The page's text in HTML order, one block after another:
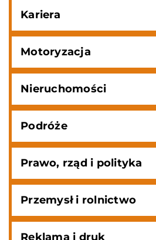
Kariera
Motoryzacja
Nieruchomości
Podróże
Prawo, rząd i polityka
Przemysł i rolnictwo
Reklama i druk